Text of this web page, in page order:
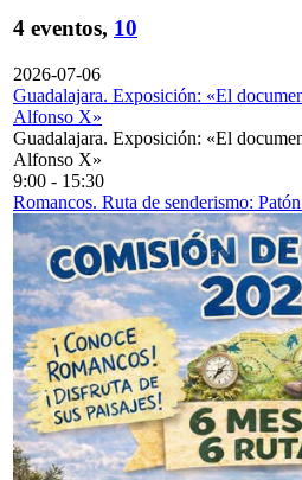
4 eventos, 10
2026-07-06
Guadalajara. Exposición: «El
Alfonso X»
Guadalajara. Exposición: «El
Alfonso X»
9:00 - 15:30
Romancos. Ruta de senderismo: